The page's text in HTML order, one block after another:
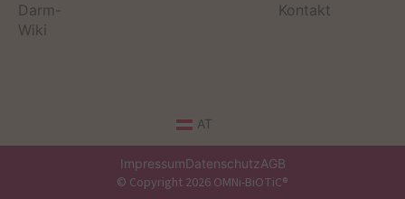
Darm-
Wiki
Kontakt
AT
ImpressumDatenschutzAGB
© Copyright 2026 OMNi-BiOTiC®